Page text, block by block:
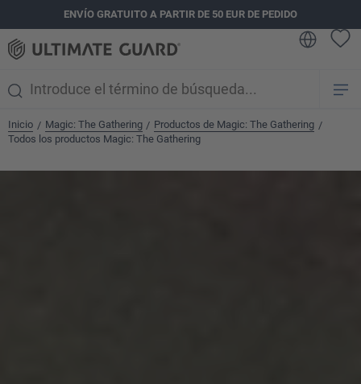
principalENVÍO GRATUITO A PARTIR DE 50 EUR DE PEDIDO
Inicio / Magic: The Gathering / Productos de Magic: The Gathering /
Todos los productos Magic: The Gathering